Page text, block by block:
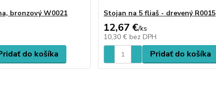
bronzový W0021
do košíka
Stojan na 5 fliaš - drevený R0015
12,67 €/ks
10,30 € bez DPH
Pridať do košíka